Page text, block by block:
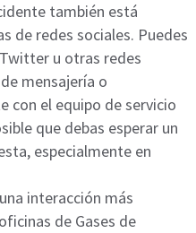
también está
de redes sociales. Puedes
u otras redes
mensajería o
con el equipo de servicio
que debas esperar un
especialmente en
interacción más
de Gases de